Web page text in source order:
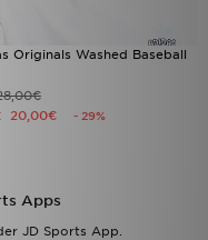
Originals Washed Baseball
20,00€ - 29%
Apps
JD Sports App.